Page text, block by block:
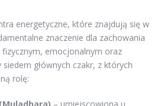
energetyczne, które znajdują się w
znaczenie dla zachowania
emocjonalnym oraz
głównych czakr, z których
rolę:
– umiejscowiona u